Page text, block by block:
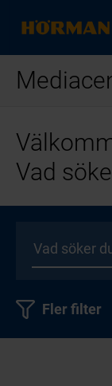
Vad
Fler filter